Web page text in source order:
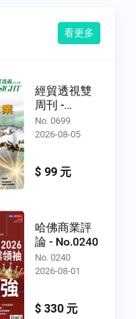
看更多
經貿透視雙
周刊 -
No.0699
No. 0699
2026-08-05
$ 99 元
哈佛商業評
論 - No.0240
No. 0240
2026-08-01
$ 330 元